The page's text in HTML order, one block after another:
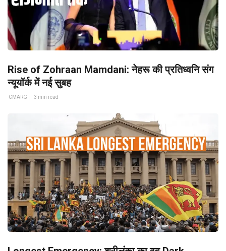
Rise of Zohraan Mamdani: नेहरू की प्रतिध्वनि संग
न्यूयॉर्क में नई सुबह
CMARG | 3 min read